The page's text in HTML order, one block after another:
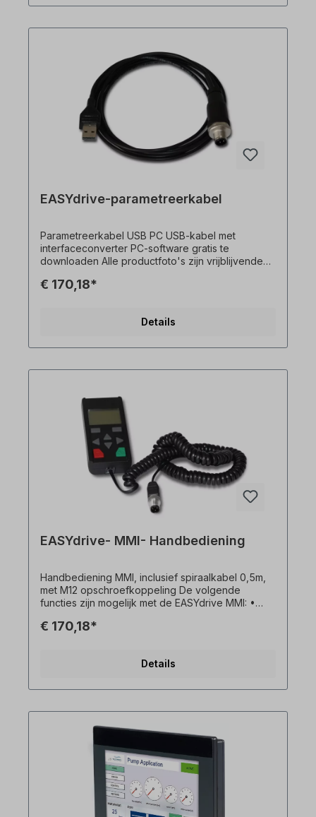
EASYdrive-parametreerkabel
Parametreerkabel USB PC USB-kabel met
interfaceconverter PC-software gratis te
downloaden Alle productfoto's zijn vrijblijvende
voorbehouden.
€ 170,18*
Details
EASYdrive- MMI- Handbediening
Handbediening MMI, inclusief spiraalkabel 0,5m,
met M12 opschroefkoppeling De volgende
functies zijn mogelijk met de EASYdrive MMI: •
Controle (bijvoorbeeld vergrendelen en
(max. 8) • Parametersets overbrengen naar
afbeelding)
€ 170,18*
Details